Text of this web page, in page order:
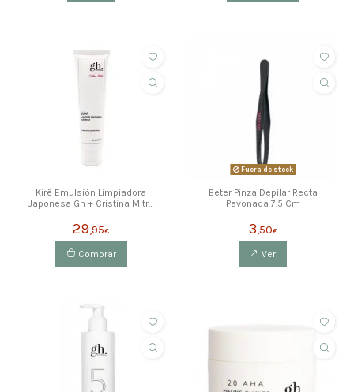
Kirê Emulsión Limpiadora
Japonesa Gh + Cristina Mitre
29,95€
Comprar
Fuera de stock
Beter Pinza Depilar Recta
Pavonada 7.5 Cm
3,50€
Ver